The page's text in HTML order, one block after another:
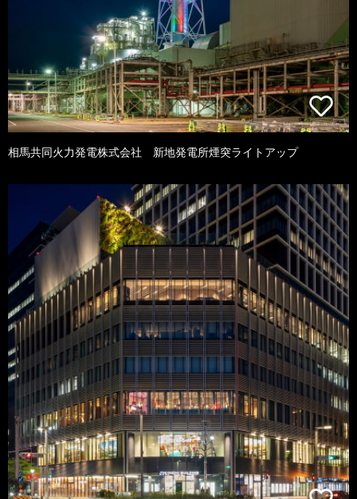
相馬共同火力発電株式会社 新地発電所煙突ライトアップ